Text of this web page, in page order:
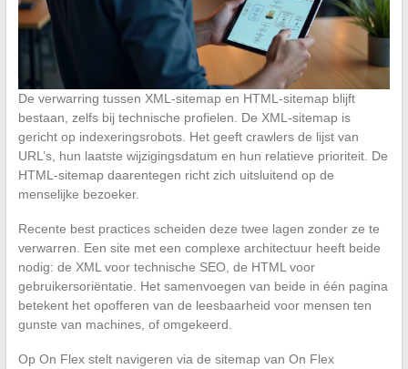
De verwarring tussen XML-sitemap en HTML-sitemap blijft
bestaan, zelfs bij technische profielen. De XML-sitemap is
gericht op indexeringsrobots. Het geeft crawlers de lijst van
URL’s, hun laatste wijzigingsdatum en hun relatieve prioriteit. De
HTML-sitemap daarentegen richt zich uitsluitend op de
menselijke bezoeker.
Recente best practices scheiden deze twee lagen zonder ze te
verwarren. Een site met een complexe architectuur heeft beide
nodig: de XML voor technische SEO, de HTML voor
gebruikersoriëntatie. Het samenvoegen van beide in één pagina
betekent het opofferen van de leesbaarheid voor mensen ten
gunste van machines, of omgekeerd.
Op On Flex stelt navigeren via de sitemap van On Flex